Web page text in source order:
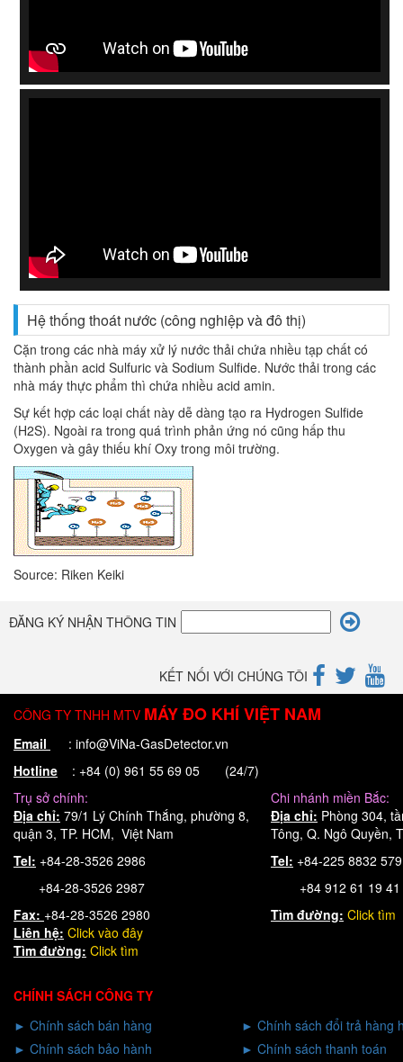
Hệ thống thoát nước (công nghiệp và đô thị)
Cặn trong các nhà máy xử lý nước thải chứa nhiều tạp chất có
thành phần acid Sulfuric và Sodium Sulfide. Nước thải trong các
nhà máy thực phẩm thì chứa nhiều acid amin.
Sự kết hợp các loại chất này dễ dàng tạo ra Hydrogen Sulfide
(H2S). Ngoài ra trong quá trình phản ứng nó cũng hấp thu
Oxygen và gây thiếu khí Oxy trong môi trường.
Source: Riken Keiki
ĐĂNG KÝ NHẬN THÔNG TIN
KẾT NỐI VỚI CHÚNG TÔI
CÔNG TY TNHH MTV MÁY ĐO KHÍ VIỆT NAM
Email
: info@ViNa-GasDetector.vn
Hotline : +84 (0) 961 55 69 05 (24/7)
Trụ sở chính:
Chi nhánh miền Bắc:
Địa chỉ: 79/1 Lý Chính Thắng, phường 8,
quận 3, TP. HCM, Việt Nam
Địa chỉ: Phòng 304,
Tông, Q. Ngô Quyền,
Tel: +84-28-3526 2986
+84-28-3526 2987
Tel: +84-225 8832
+84 912 61 19 41
Fax: +84-28-3526 2980 Tìm đường: Click tìm
Liên hệ: Click vào đây
Tìm đường: Click tìm
CHÍNH SÁCH CÔNG TY
► Chính sách bán hàng ► Chính sách đổi trả hàng
► Chính sách bảo hành ► Chính sách thanh toán